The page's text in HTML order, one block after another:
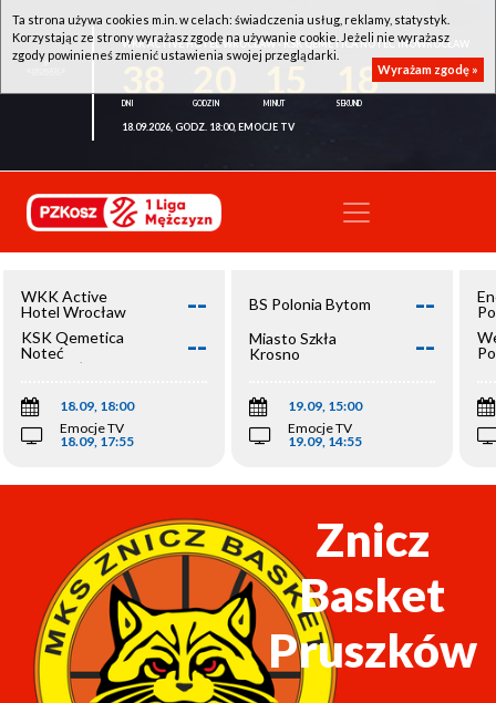
WKK ACTIVE HOTEL WROCŁAW - KSK QEMETICA NOTEĆ INOWROCŁAW
17
18.09.2026, GODZ. 18:00, EMOCJE TV
WKK Active
Hotel Wrocław
--
KSK Qemetica
Noteć
Inowrocław
--
18.09, 18:00
Emocje TV
18.09, 17:55
BS Polonia Bytom --
Miasto Szkła
Krosno
--
19.09, 15:00
Emocje TV
19.09, 14:55
Znicz
Basket
Pruszków
Ta strona używa cookies m.in. w celach: świadczenia usług, reklamy, statystyk.
Korzystając ze strony wyrażasz zgodę na używanie cookie. Jeżeli nie wyrażasz
zgody powinieneś zmienić ustawienia swojej przeglądarki.
Wyrażam zgodę »